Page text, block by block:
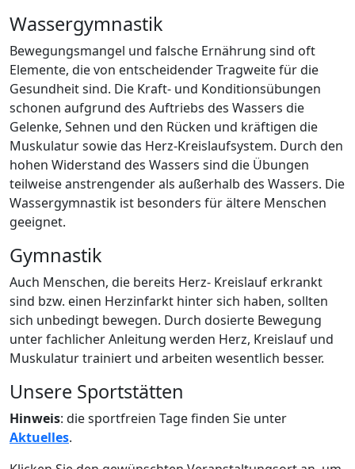
Wassergymnastik
Bewegungsmangel und falsche Ernährung sind oft
Elemente, die von entscheidender Tragweite für die
Gesundheit sind. Die Kraft- und Konditionsübungen
schonen aufgrund des Auftriebs des Wassers die
Gelenke, Sehnen und den Rücken und kräftigen die
Muskulatur sowie das Herz-Kreislaufsystem. Durch den
hohen Widerstand des Wassers sind die Übungen
teilweise anstrengender als außerhalb des Wassers. Die
Wassergymnastik ist besonders für ältere Menschen
geeignet.
Gymnastik
Auch Menschen, die bereits Herz- Kreislauf erkrankt
sind bzw. einen Herzinfarkt hinter sich haben, sollten
sich unbedingt bewegen. Durch dosierte Bewegung
unter fachlicher Anleitung werden Herz, Kreislauf und
Muskulatur trainiert und arbeiten wesentlich besser.
Unsere Sportstätten
Hinweis: die sportfreien Tage finden Sie unter
Aktuelles.